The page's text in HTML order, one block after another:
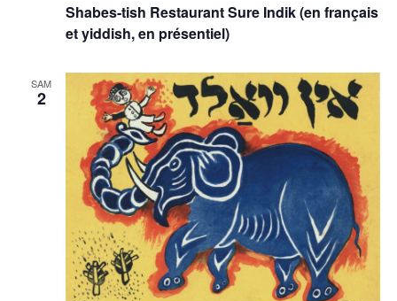
Shabes-tish Restaurant Sure Indik (en français
et yiddish, en présentiel)
SAM
2